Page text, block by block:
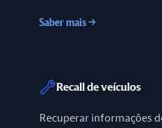
Saber mais →
Recall de veículos
Recuperar informações